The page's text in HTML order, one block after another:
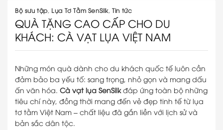
Bộ sưu tập, Lụa Tơ Tằm SenSilk,Tin tức
QUÀ TẶNG CAO CẤP CHO DU
KHÁCH: CÀ VẠT LỤA VIỆT NAM
Những món quà dành cho du khách quốc tế luôn cần
đảm bảo ba yếu tố: sang trọng, nhỏ gọn và mang dấu
ấn văn hóa. Cà vạt lụa SenSilkđáp ứng toàn bộ những
tiêu chí này, đồng thời mang đến vẻ đẹp tinh tế từ lụa
tơ tằm Việt Nam – chất liệu đã gắn liền với lịch sử và
bản sắc dân tộc.